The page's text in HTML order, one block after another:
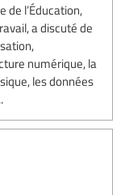
de l’Éducation,
a discuté de
numérique, la
les données